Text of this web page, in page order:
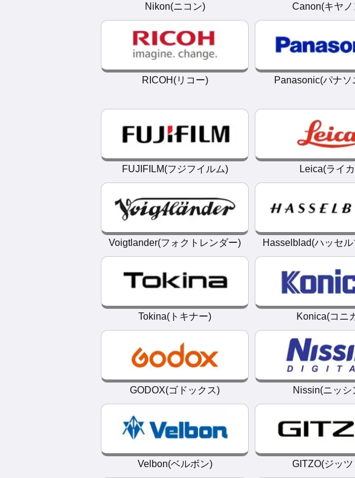
Nikon(ニコン) Canon(キヤノ
RICOH(リコー) Panasonic(パナソ
FUJIFILM(フジフイルム) Leica(ライ
Voigtlander(フォクトレンダー) Hasselblad(ハッセ
Tokina(トキナー) Konica(コニ
GODOX(ゴドックス) Nissin(ニッシ
Velbon(ベルボン) GITZO(ジッツ